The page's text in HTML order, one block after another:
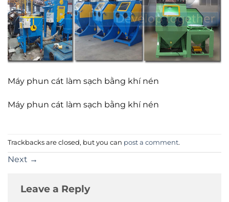
Máy phun cát làm sạch bằng khí nén
Máy phun cát làm sạch bằng khí nén
Trackbacks are closed, but you can post a comment.
Next →
Leave a Reply